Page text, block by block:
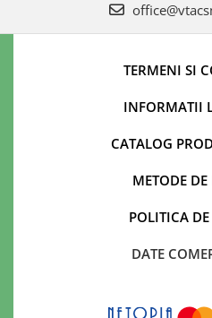
TERMENI SI
INFORMATII
CATALOG
METODE DE
POLITICA DE
DATE